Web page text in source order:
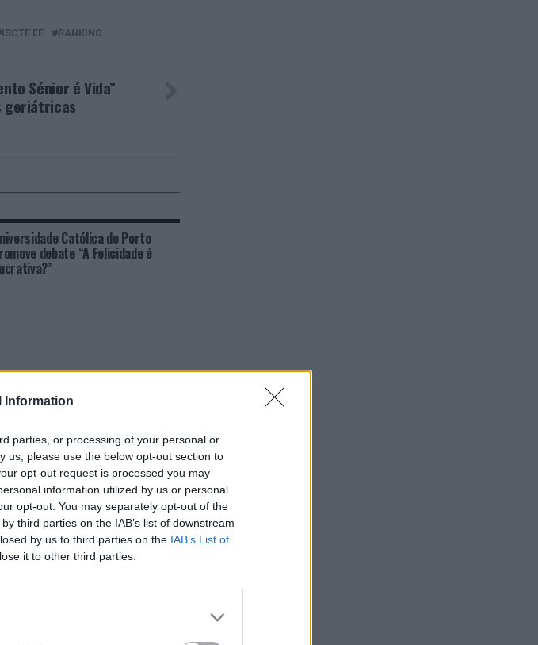
Information
parties, or processing of your personal or
us, please use the below opt-out section to
opt-out request is processed you may
information utilized by us or personal
opt-out. You may separately opt-out of the
third parties on the IAB’s list of downstream
by us to third parties on the IAB’s List of
it to other third parties.
ISCTE EE RANKING
Sénior é Vida”
geriátricas
Católica do Porto
debate “A Felicidade é
a avaliação de doentes